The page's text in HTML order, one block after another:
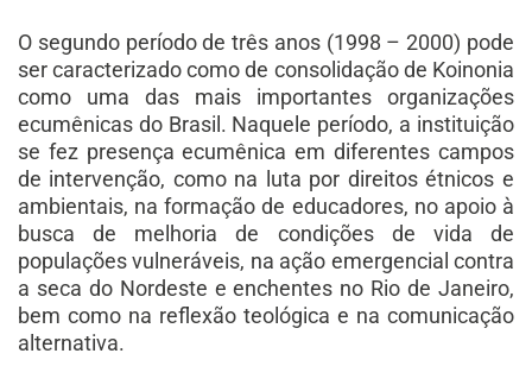
O segundo período de três anos (1998 – 2000) pode
ser caracterizado como de consolidação de Koinonia
como uma das mais importantes organizações
ecumênicas do Brasil. Naquele período, a instituição
se fez presença ecumênica em diferentes campos
de intervenção, como na luta por direitos étnicos e
ambientais, na formação de educadores, no apoio à
busca de melhoria de condições de vida de
populações vulneráveis, na ação emergencial contra
a seca do Nordeste e enchentes no Rio de Janeiro,
bem como na reflexão teológica e na comunicação
alternativa.